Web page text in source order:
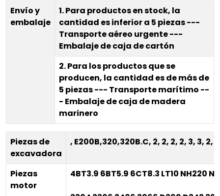
Envío y
embalaje
1. Para productos en stock, la
cantidad es inferior a 5 piezas ---
Transporte aéreo urgente ---
Embalaje de caja de cartón
2. Para los productos que se
producen, la cantidad es de más de
5 piezas --- Transporte marítimo --
- Embalaje de caja de madera
marinero
Piezas de
excavadora
, E200B,320,320B.C, 2, 2, 2, 2, 3, 3, 2,
Piezas
motor
4BT3.9 6BT5.9 6CT8.3 LT10 NH220